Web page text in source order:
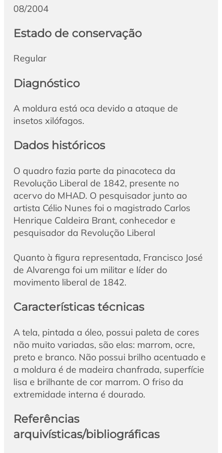
08/2004
Estado de conservação
Regular
Diagnóstico
A moldura está oca devido a ataque de
insetos xilófagos.
Dados históricos
O quadro fazia parte da pinacoteca da
Revolução Liberal de 1842, presente no
acervo do MHAD. O pesquisador junto ao
artista Célio Nunes foi o magistrado Carlos
Henrique Caldeira Brant, conhecedor e
pesquisador da Revolução Liberal
Quanto à figura representada, Francisco José
de Alvarenga foi um militar e líder do
movimento liberal de 1842.
Características técnicas
A tela, pintada a óleo, possui paleta de cores
não muito variadas, são elas: marrom, ocre,
preto e branco. Não possui brilho acentuado e
a moldura é de madeira chanfrada, superfície
lisa e brilhante de cor marrom. O friso da
extremidade interna é dourado.
Referências
arquivísticas/bibliográficas